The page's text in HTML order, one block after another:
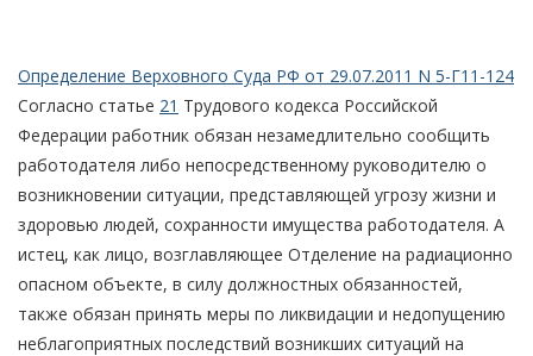
Определение Верховного Суда РФ от 29.07.2011 N 5-Г11-124
Согласно статье 21 Трудового кодекса Российской
Федерации работник обязан незамедлительно сообщить
работодателя либо непосредственному руководителю о
возникновении ситуации, представляющей угрозу жизни и
здоровью людей, сохранности имущества работодателя. А
истец, как лицо, возглавляющее Отделение на радиационно
опасном объекте, в силу должностных обязанностей,
также обязан принять меры по ликвидации и недопущению
неблагоприятных последствий возникших ситуаций на